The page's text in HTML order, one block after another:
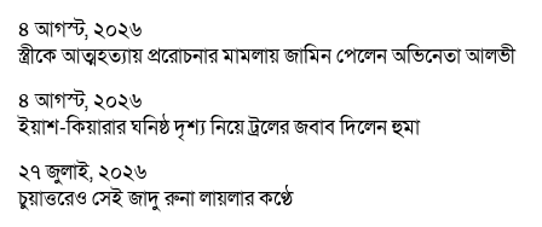
৪ আগস্ট, ২০২৬
স্ত্রীকে আত্মহত্যায় প্ররোচনার মামলায় জামিন পেলেন অভিনেতা আলভী
৪ আগস্ট, ২০২৬
ইয়াশ-কিয়ারার ঘনিষ্ঠ দৃশ্য নিয়ে ট্রলের জবাব দিলেন হুমা
২৭ জুলাই, ২০২৬
চুয়াত্তরেও সেই জাদু রুনা লায়লার কণ্ঠে